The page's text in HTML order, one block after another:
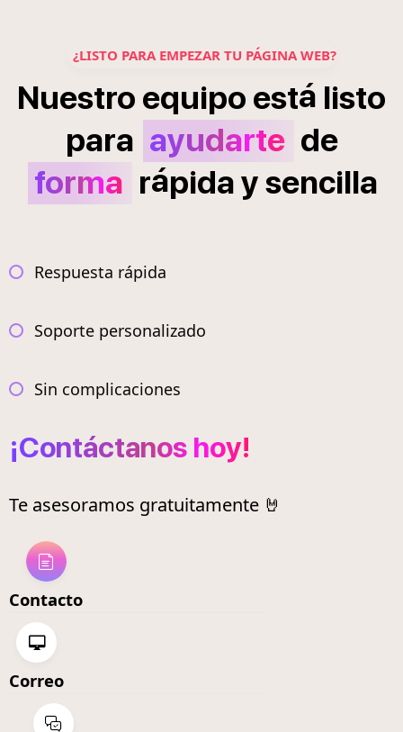
¿LISTO PARA EMPEZAR TU PÁGINA WEB?
Nuestro equipo está listo
para ayudarte de
forma rápidaysencilla
Respuesta rápida
Soporte personalizado
Sin complicaciones
¡Contáctanos hoy!
Te asesoramos gratuitamente 🤘
Contacto
Correo